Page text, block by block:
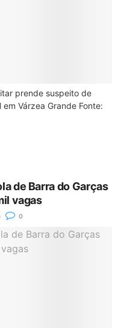
prende suspeito de
Várzea Grande Fonte:
de Barra do Garças
vagas
0